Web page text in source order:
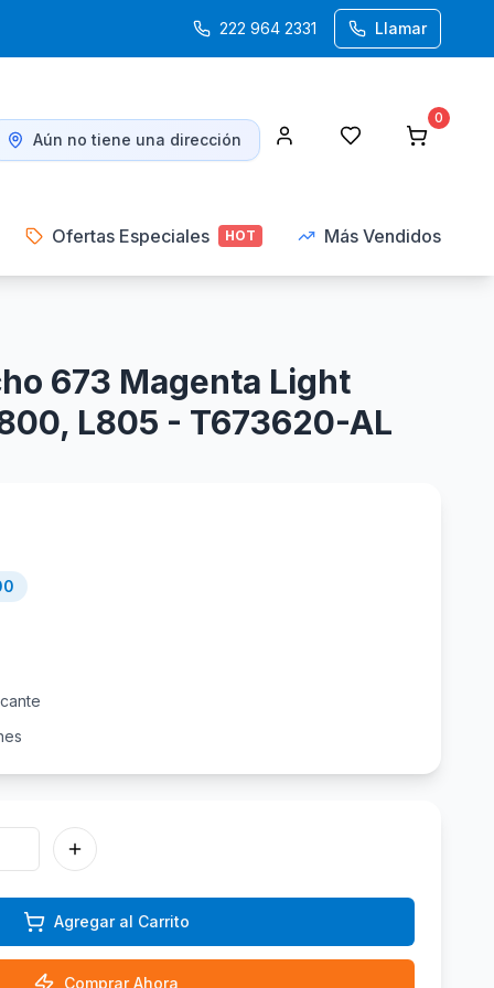
222 964 2331 Llamar
Aún no tiene una dirección
0
Ofertas Especiales HOT Más Vendidos
673 Magenta Light
L805 - T673620-AL
Agregar al Carrito
Comprar Ahora